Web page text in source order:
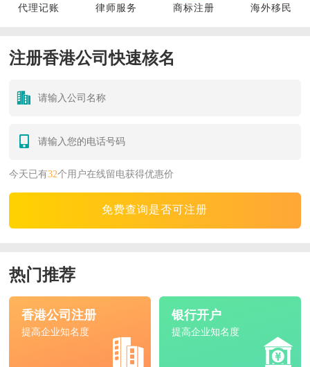
代理记账 律师服务 商标注册 海外移民
注册香港公司快速核名
今天已有32个用户在线留电获得优惠价
免费查询是否可注册
热门推荐
香港公司注册
提高企业知名度
银行开户
提高企业知名度